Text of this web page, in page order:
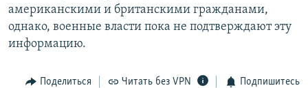
американскими и британскими гражданами,
однако, военные власти пока не подтверждают эту
информацию.
Поделиться Читать без VPN Подпишитесь